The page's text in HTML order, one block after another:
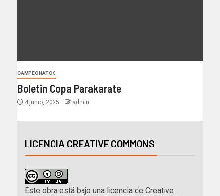
CAMPEONATOS
Boletin Copa Parakarate
4 junio, 2025 admin
LICENCIA CREATIVE COMMONS
Este obra está bajo una licencia de Creative